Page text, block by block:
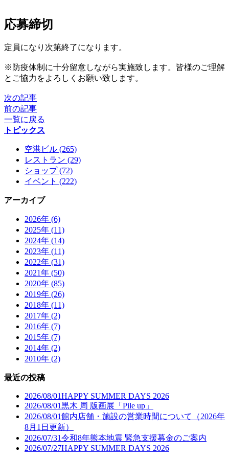
応募締切
定員になり次第終了になります。
※防疫体制に十分留意しながら実施致します。皆様のご理解
とご協力をよろしくお願い致します。
次の記事
前の記事
一覧に戻る
トピックス
空港ビル (265)
レストラン (29)
ショップ (72)
イベント (222)
アーカイブ
2026年 (6)
2025年 (11)
2024年 (14)
2023年 (11)
2022年 (31)
2021年 (50)
2020年 (85)
2019年 (26)
2018年 (11)
2017年 (2)
2016年 (7)
2015年 (7)
2014年 (2)
2010年 (2)
最近の投稿
2026/08/01HAPPY SUMMER DAYS 2026
2026/08/01黒木 周 版画展「Pile up」
2026/08/01館内店舗・施設の営業時間について（2026年
8月1日更新）
2026/07/31令和8年熊本地震 緊急支援募金のご案内
2026/07/27HAPPY SUMMER DAYS 2026